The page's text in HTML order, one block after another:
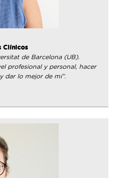
Clínicos
de Barcelona (UB).
profesional y personal, hacer
dar lo mejor de mí”.